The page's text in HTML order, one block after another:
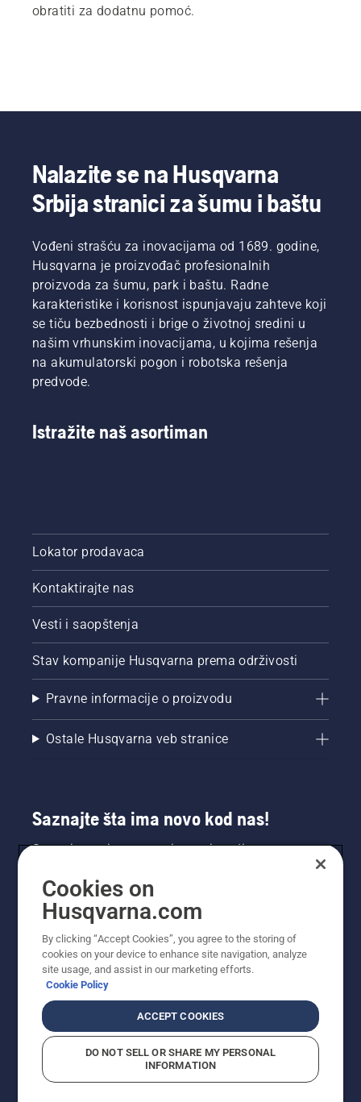
obratiti za dodatnu pomoć.
Nalazite se na Husqvarna
Srbija stranici za šumu i baštu
Vođeni strašću za inovacijama od 1689. godine,
Husqvarna je proizvođač profesionalnih
proizvoda za šumu, park i baštu. Radne
karakteristike i korisnost ispunjavaju zahteve koji
se tiču bezbednosti i brige o životnoj sredini u
našim vrhunskim inovacijama, u kojima rešenja
na akumulatorski pogon i robotska rešenja
predvode.
Istražite naš asortiman
Lokator prodavaca
Kontaktirajte nas
Vesti i saopštenja
Stav kompanije Husqvarna prema održivosti
Pravne informacije o proizvodu
Ostale Husqvarna veb stranice
Saznajte šta ima novo kod nas!
Saznajte prvi sve o novim proizvodima,
Prijavite se na naš bilten ovde.
Cookies on
Husqvarna.com
By clicking “Accept Cookies”, you agree to the storing of
cookies on your device to enhance site navigation, analyze
site usage, and assist in our marketing efforts.
Cookie Policy
ACCEPT COOKIES
DO NOT SELL OR SHARE MY PERSONAL
INFORMATION